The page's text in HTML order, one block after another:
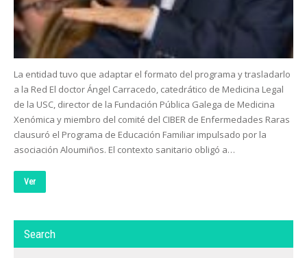
La entidad tuvo que adaptar el formato del programa y trasladarlo
a la Red El doctor Ángel Carracedo, catedrático de Medicina Legal
de la USC, director de la Fundación Pública Galega de Medicina
Xenómica y miembro del comité del CIBER de Enfermedades Raras
clausuró el Programa de Educación Familiar impulsado por la
asociación Aloumiños. El contexto sanitario obligó a…
Ver
Search